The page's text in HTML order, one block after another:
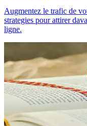
Augmentez le trafic de
strategies pour attirer
ligne.